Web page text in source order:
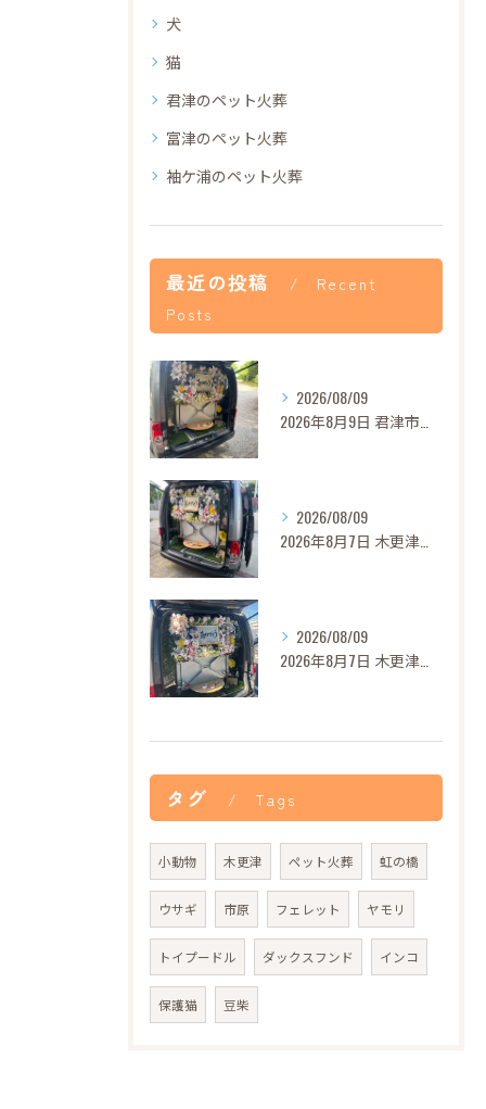
犬
猫
君津のペット火葬
富津のペット火葬
袖ケ浦のペット火葬
最近の投稿
Recent
Posts
2026/08/09
2026/08/09
2026/08/09
タグ Tags
小動物 木更津 ペット火葬 虹の橋
ウサギ 市原 フェレット ヤモリ
トイプードル ダックスフンド インコ
保護猫 豆柴